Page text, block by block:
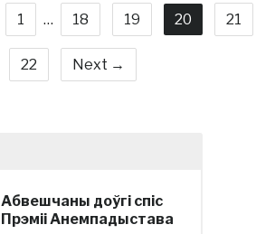
1 … 18 19 20 21
22 Next →
Абвешчаны доўгі спіс
Прэміі Анемпадыстава